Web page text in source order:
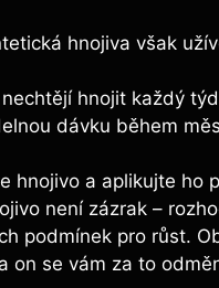
⁤hnojiva však
hnojit ‌každý
dávku během
‌hnojivo a aplikujte ho
není zázrak –
podmínek pro růst.⁢
on se vám‍ za to